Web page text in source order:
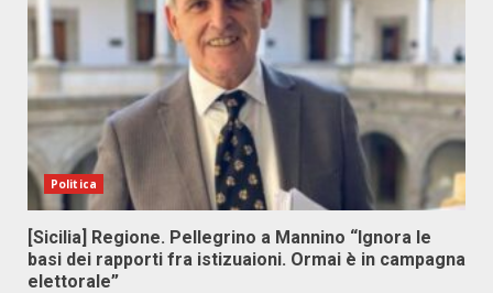
Politica
[Sicilia] Regione. Pellegrino a Mannino “Ignora le
basi dei rapporti fra istizuaioni. Ormai è in campagna
elettorale”